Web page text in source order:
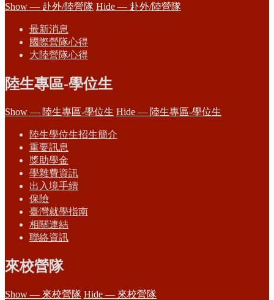
Show — 赴外/陸營隊 Hide — 赴外/陸營隊
最新消息
國際營隊心得
大陸營隊心得
陸生專區-學位生
Show — 陸生專區-學位生 Hide — 陸生專區-學位生
陸生學位生招生簡介
重要訊息
獎助學金
學雜費資訊
出入境手續
保險
臺灣就學指南
相關連結
聯絡資訊
來校營隊
Show — 來校營隊 Hide — 來校營隊